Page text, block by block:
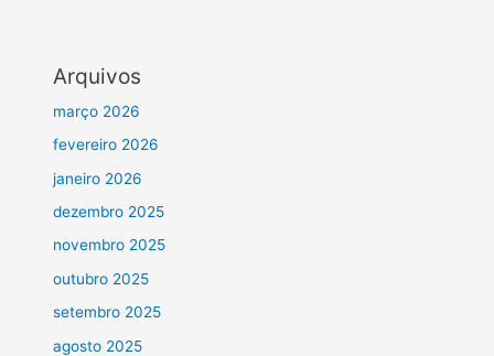
Arquivos
março 2026
fevereiro 2026
janeiro 2026
dezembro 2025
novembro 2025
outubro 2025
setembro 2025
agosto 2025